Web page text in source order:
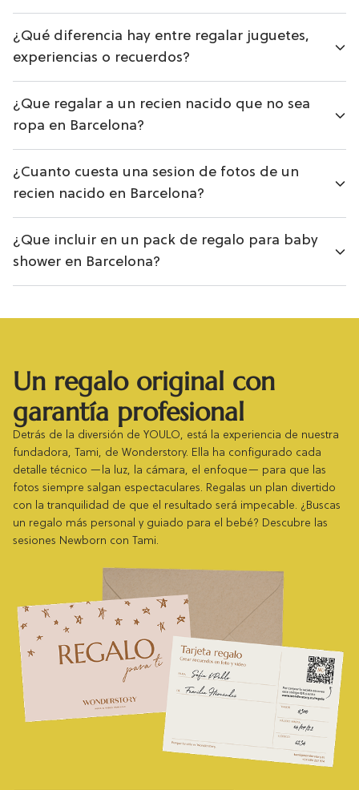
¿Qué diferencia hay entre regalar juguetes,
experiencias o recuerdos?
¿Que regalar a un recien nacido que no sea
ropa en Barcelona?
¿Cuanto cuesta una sesion de fotos de un
recien nacido en Barcelona?
¿Que incluir en un pack de regalo para baby
shower en Barcelona?
Un regalo original con
garantía profesional
Detrás de la diversión de YOULO, está la experiencia de nuestra
fundadora, Tami, de Wonderstory. Ella ha configurado cada
detalle técnico —la luz, la cámara, el enfoque— para que las
fotos siempre salgan espectaculares. Regalas un plan divertido
con la tranquilidad de que el resultado será impecable. ¿Buscas
un regalo más personal y guiado para el bebé? Descubre las
sesiones Newborn con Tami.